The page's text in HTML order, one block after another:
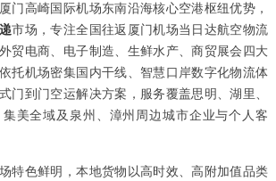
门高崎国际机场东南沿海核心空港枢纽优势，
市场，专注全国往返厦门机场当日达航空物流
贸电商、电子制造、生鲜水产、商贸展会四大
托机场密集国内干线、智慧口岸数字化物流体
门到门空运解决方案，服务覆盖思明、湖里、
美全域及泉州、漳州周边城市企业与个人客
特色鲜明，本地货物以高时效、高附加值品类